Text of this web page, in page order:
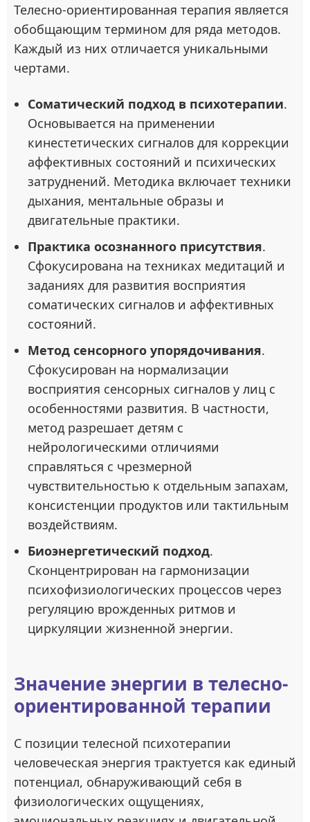
Телесно-ориентированная терапия является
обобщающим термином для ряда методов.
Каждый из них отличается уникальными
чертами.
Соматический подход в психотерапии.
Основывается на применении
кинестетических сигналов для коррекции
аффективных состояний и психических
затруднений. Методика включает техники
дыхания, ментальные образы и
двигательные практики.
Практика осознанного присутствия.
Сфокусирована на техниках медитаций и
заданиях для развития восприятия
соматических сигналов и аффективных
состояний.
Метод сенсорного упорядочивания.
Сфокусирован на нормализации
восприятия сенсорных сигналов у лиц с
особенностями развития. В частности,
метод разрешает детям с
нейрологическими отличиями
справляться с чрезмерной
чувствительностью к отдельным запахам,
консистенции продуктов или тактильным
воздействиям.
Биоэнергетический подход.
Сконцентрирован на гармонизации
психофизиологических процессов через
регуляцию врожденных ритмов и
циркуляции жизненной энергии.
Значение энергии в телесно-
ориентированной терапии
С позиции телесной психотерапии
человеческая энергия трактуется как единый
потенциал, обнаруживающий себя в
физиологических ощущениях,